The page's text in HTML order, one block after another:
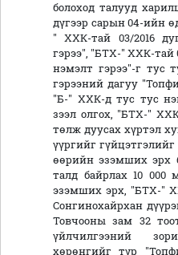
болоход талууд
дүгээр сарын 04-ийн
" ХХК-тай 03/2016
гэрээ", "БТХ-" ХХК-тай
нэмэлт гэрээ"-г тус
гэрээний дагуу
"Б-" ХХК-д тус тус
зээл олгох, "БТХ-"
төлж дуусах хүртэл
үүргийг
өөрийн эзэмших
талд байрлах 10 000
эзэмших эрх, "БТХ-"
Сонгинохайрхан
Товчооны зам 32
үйлчилгээний
хөрөнгийг түр